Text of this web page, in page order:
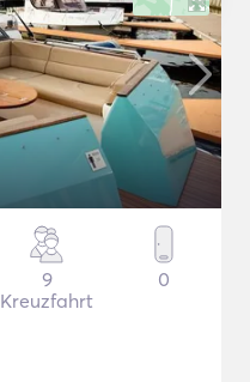
9
Kreuzfahrt
0